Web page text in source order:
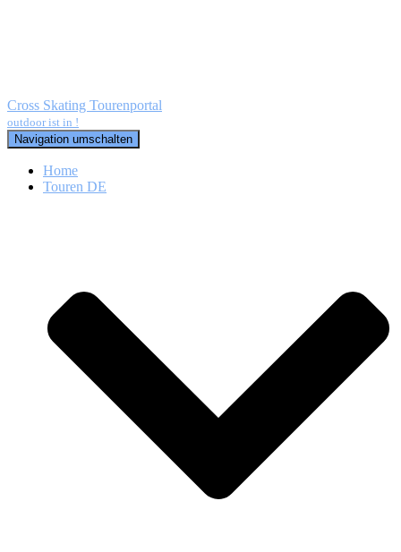
Cross Skating Tourenportal
outdoor ist in !
Navigation umschalten
Home
Touren DE